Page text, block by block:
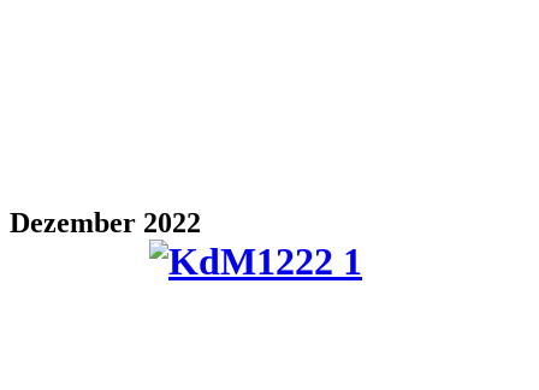
Dezember 2022